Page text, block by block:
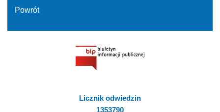
Powrót
Licznik odwiedzin
1353790